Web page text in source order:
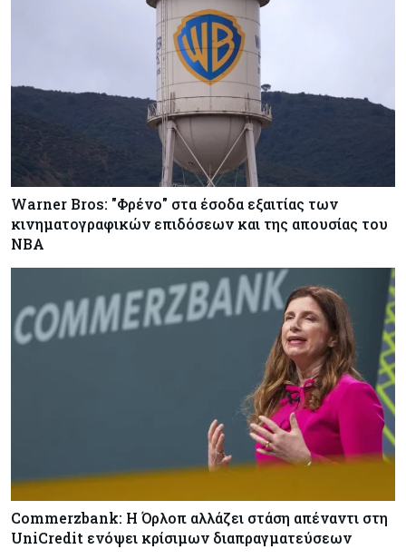
Warner Bros: "Φρένο" στα έσοδα εξαιτίας των
κινηματογραφικών επιδόσεων και της απουσίας του
NBA
Commerzbank: Η Όρλοπ αλλάζει στάση απέναντι στη
UniCredit ενόψει κρίσιμων διαπραγματεύσεων